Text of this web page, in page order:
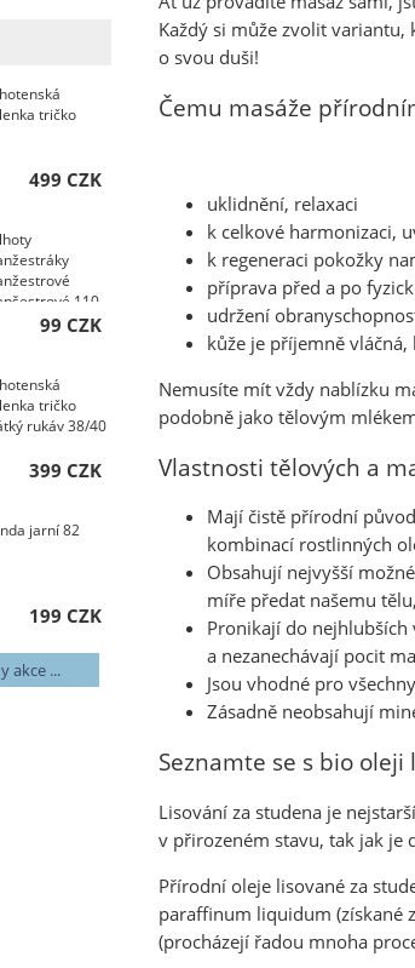
Každý si může zvolit variantu,
o svou duši!
Čemu masáže
uklidnění, relaxaci
k celkové harmonizaci,
k regeneraci pokožky
příprava před a po
udržení
kůže je příjemně
Nemusíte mít vždy nablízku
podobně jako tělovým
Vlastnosti tělových a
Mají čistě přírodní
kombinací rostlinných
Obsahují nejvyšší
míře předat našemu
Pronikají do nejhlubších
a nezanechávají pocit
Jsou vhodné pro
Zásadně neobsahují
Seznamte se s bio
Lisování za studena je
v přirozeném stavu, tak jak je
Přírodní oleje lisované za
paraffinum liquidum (získané
(procházejí řadou mnoha
tričko
499 CZK
110
99 CZK
tričko
rukáv 38/40
399 CZK
jarní 82
199 CZK
akce ...